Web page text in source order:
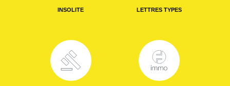
INSOLITE LETTRES TYPES